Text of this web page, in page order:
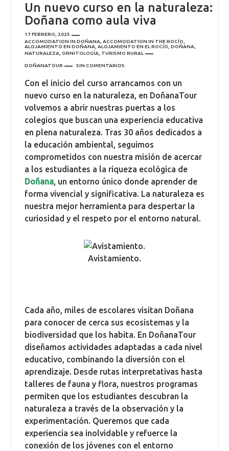
Un nuevo curso en la naturaleza:
Doñana como aula viva
17 FEBRERO, 2025
ACCOMODATION IN DOÑANA, ACCOMODATION IN THE ROCÍO,
ALOJAMIENTO EN DOÑANA, ALOJAMIENTO EN EL ROCÍO, DOÑANA,
NATURALEZA ORNITOLOGÍA TURISMO RURAL
DOÑANATOUR SIN COMENTARIOS
Con el inicio del curso arrancamos con un
nuevo curso en la naturaleza, en DoñanaTour
volvemos a abrir nuestras puertas a los
colegios que buscan una experiencia educativa
en plena naturaleza. Tras 30 años dedicados a
la educación ambiental, seguimos
comprometidos con nuestra misión de acercar
a los estudiantes a la riqueza ecológica de
Doñana, un entorno único donde aprender de
forma vivencial y significativa. La naturaleza es
nuestra mejor herramienta para despertar la
curiosidad y el respeto por el entorno natural.
Avistamiento.
Cada año, miles de escolares visitan Doñana
para conocer de cerca sus ecosistemas y la
biodiversidad que los habita. En DoñanaTour
diseñamos actividades adaptadas a cada nivel
educativo, combinando la diversión con el
aprendizaje. Desde rutas interpretativas hasta
talleres de fauna y flora, nuestros programas
permiten que los estudiantes descubran la
naturaleza a través de la observación y la
experimentación. Queremos que cada
experiencia sea inolvidable y refuerce la
conexión de los jóvenes con el entorno